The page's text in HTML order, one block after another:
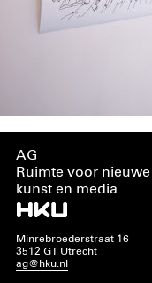
AG
Ruimte voor nieuwe
kunst en media
Minrebroederstraat 16
3512 GT Utrecht
ag@hku.nl